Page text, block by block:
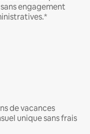
engagement
de vacances
unique sans frais